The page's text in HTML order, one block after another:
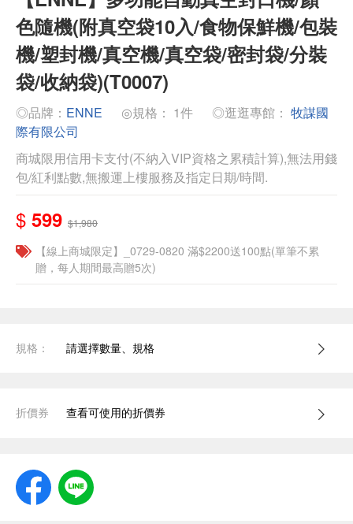
色隨機(附真空袋10入/食物保鮮機/包裝
機/塑封機/真空機/真空袋/密封袋/分裝
袋/收納袋)(T0007)
◎品牌： ENNE ◎規格： 1件 ◎逛逛專館： 牧謀國
際有限公司
商城限用信用卡支付(不納入VIP資格之累積計算),無法用錢
包/紅利點數,無搬運上樓服務及指定日期/時間.
$ 599 $1,980
【線上商城限定】_0729-0820 滿$2200送100點(單筆不累
贈，每人期間最高贈5次)
規格： 請選擇數量、規格
折價券 查看可使用的折價券